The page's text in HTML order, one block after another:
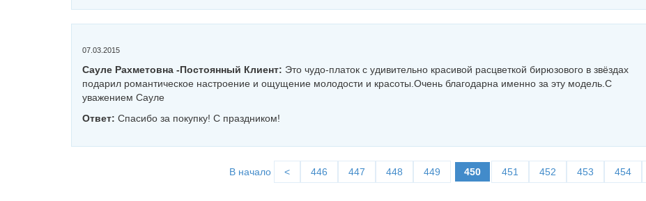
07.03.2015
Сауле Рахметовна -постоянный Клиент: Это чудо-платок с удивительно красивой расцветкой бирюзового в звёздах
подарил романтическое настроение и ощущение молодости и красоты.Очень благодарна именно за эту модель.С
уважением Сауле
Ответ: Спасибо за покупку! С праздником!
В начало < 446 447 448 449 450 451 452 453 454